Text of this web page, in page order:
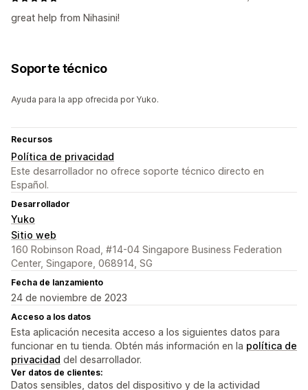
great help from Nihasini!
Soporte técnico
Ayuda para la app ofrecida por Yuko.
Recursos
Política de privacidad
Este desarrollador no ofrece soporte técnico directo en
Español.
Desarrollador
Yuko
Sitio web
160 Robinson Road, #14-04 Singapore Business Federation
Center, Singapore, 068914, SG
Fecha de lanzamiento
24 de noviembre de 2023
Acceso a los datos
Esta aplicación necesita acceso a los siguientes datos para
funcionar en tu tienda. Obtén más información en la política de
privacidad del desarrollador.
Ver datos de clientes:
Datos sensibles, datos del dispositivo y de la actividad